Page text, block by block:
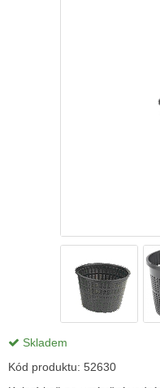
Skladem
Kód produktu: 52630